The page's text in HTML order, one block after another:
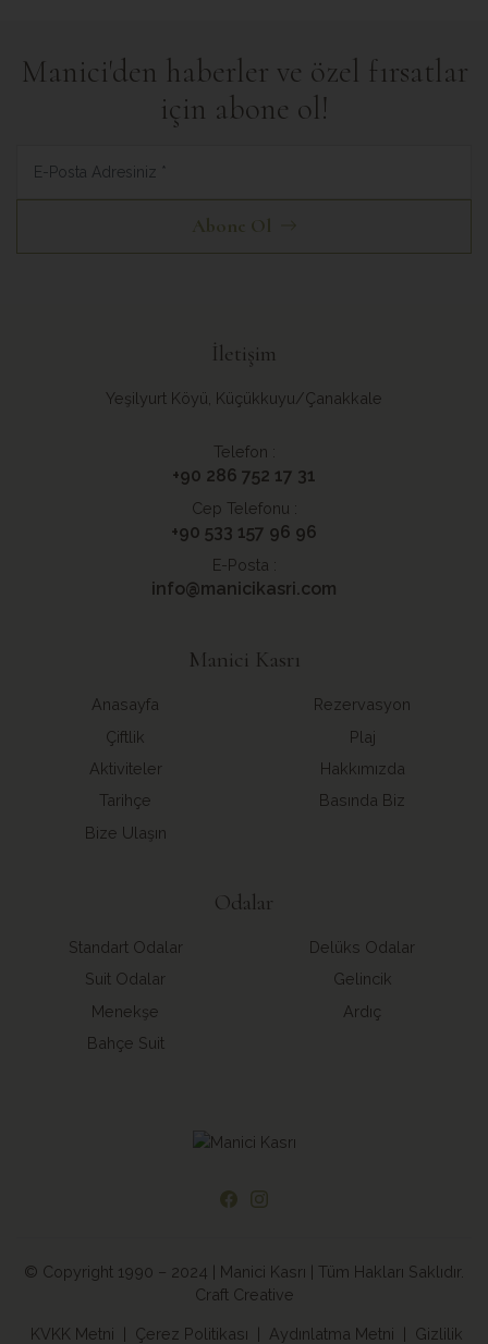
Manici'den haberler ve özel fırsatlar
için abone ol!
Abone Ol
İletişim
Yeşilyurt Köyü, Küçükkuyu/Çanakkale
Telefon :
+90 286 752 17 31
Cep Telefonu :
+90 533 157 96 96
E-Posta :
info@manicikasri.com
Manici Kasrı
Anasayfa
Rezervasyon
Çiftlik
Plaj
Aktiviteler
Hakkımızda
Tarihçe
Basında Biz
Bize Ulaşın
Odalar
Standart Odalar
Delüks Odalar
Suit Odalar
Gelincik
Menekşe
Ardıç
Bahçe Suit
© Copyright 1990 – 2024 | Manici Kasrı | Tüm Hakları Saklıdır.
Craft Creative
KVKK Metni Çerez Politikası Aydınlatma Metni Gizlilik